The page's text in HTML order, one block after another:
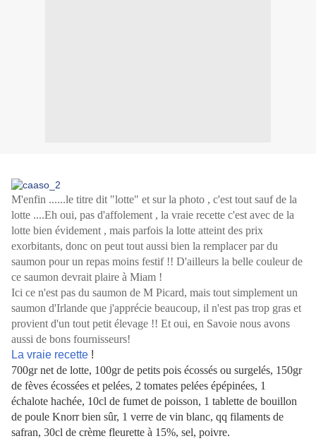
M'enfin ......le titre dit "lotte" et sur la photo , c'est tout sauf de la
lotte ....Eh oui, pas d'affolement , la vraie recette c'est avec de la
lotte bien évidement , mais parfois la lotte atteint des prix
exorbitants, donc on peut tout aussi bien la remplacer par du
saumon pour un repas moins festif !! D'ailleurs la belle couleur de
ce saumon devrait plaire à Miam !
Ici ce n'est pas du saumon de M Picard, mais tout simplement un
saumon d'Irlande que j'apprécie beaucoup, il n'est pas trop gras et
provient d'un tout petit élevage !! Et oui, en Savoie nous avons
aussi de bons fournisseurs!
La vraie recette !
700gr net de lotte, 100gr de petits pois écossés ou surgelés, 150gr
de fèves écossées et pelées, 2 tomates pelées épépinées, 1
échalote hachée, 10cl de fumet de poisson, 1 tablette de bouillon
de poule Knorr bien sûr, 1 verre de vin blanc, qq filaments de
safran, 30cl de crème fleurette à 15%, sel, poivre.